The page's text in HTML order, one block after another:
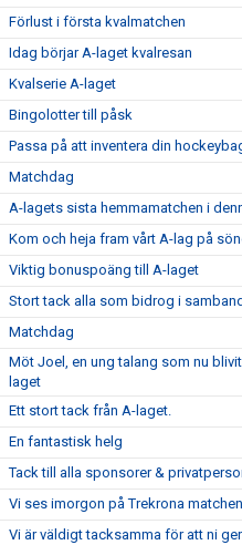
Förlust i första kvalmatchen
Idag börjar A-laget kvalresan
Kvalserie A-laget
Bingolotter till påsk
Passa på att inventera din
Matchdag
A-lagets sista hemmamatchen i
Kom och heja fram vårt A-lag på
Viktig bonuspoäng till A-laget
Stort tack alla som bidrog i
Matchdag
Möt Joel, en ung talang som nu
laget
Ett stort tack från A-laget.
En fantastisk helg
Tack till alla sponsorer &
Vi ses imorgon på Trekrona
Vi är väldigt tacksamma för att ni